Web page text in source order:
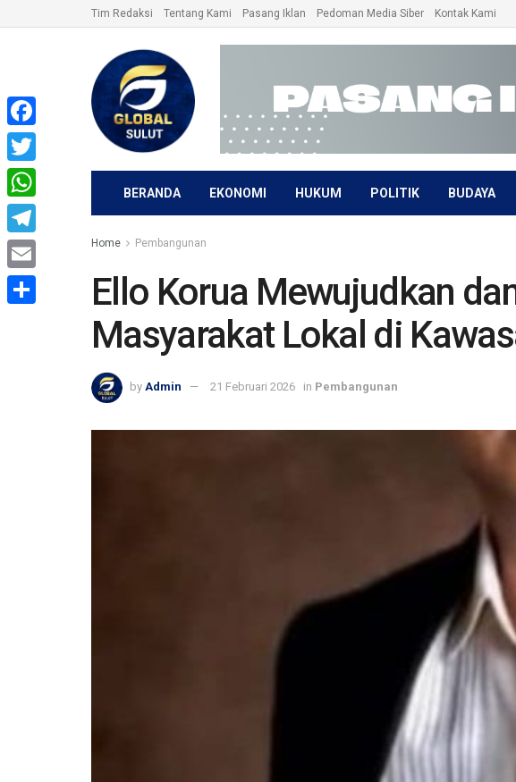
Tim Redaksi Tentang Kami Pasang Iklan Pedoman Media Siber Kontak Kami
BERANDA EKONOMI HUKUM POLITIK BUDAYA
Home Pembangunan
Ello Korua Mewujudkan
Masyarakat Lokal di
by Admin 21 Februari 2026 in Pembangunan
Facebook
Twitter
WhatsApp
Telegram
Email